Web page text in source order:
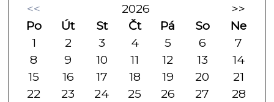
<<
2026
>>
Po
Út St Čt Pá So
Ne
1
2 3 4 5 6
7
8
9 10 11 12 13
14
15
16 17 18 19 20
21
22
23 24 25 26 27
28